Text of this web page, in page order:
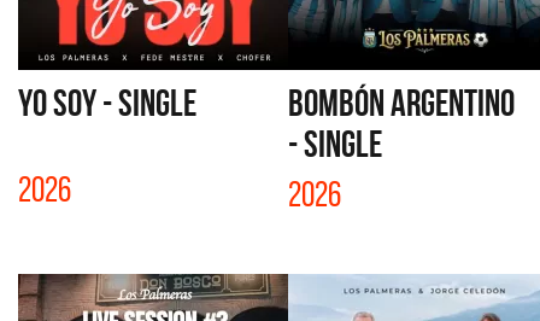
YO SOY - SINGLE
2026
BOMBÓN ARGENTINO
- SINGLE
2026